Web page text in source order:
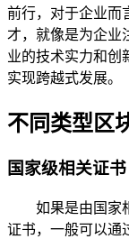
前行，对于企业而
才，就像是为企业
业的技术实力和创
实现跨越式发展。
不同类型区
国家级相关证书
如果是由国家
证书，一般可以通